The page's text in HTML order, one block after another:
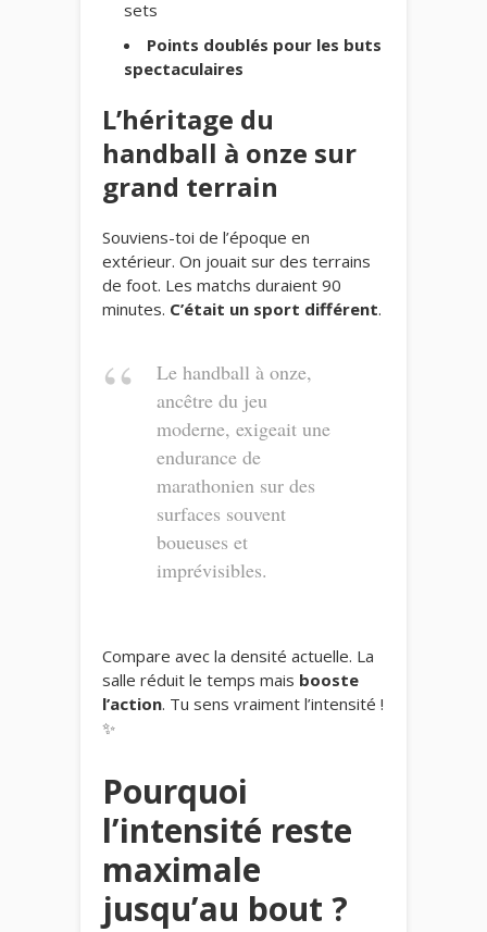
sets
Points doublés pour les buts
spectaculaires
L’héritage du
handball à onze sur
grand terrain
Souviens-toi de l’époque en
extérieur. On jouait sur des terrains
de foot. Les matchs duraient 90
minutes. C’était un sport différent.
Le handball à onze,
ancêtre du jeu
moderne, exigeait une
endurance de
marathonien sur des
surfaces souvent
boueuses et
imprévisibles.
Compare avec la densité actuelle. La
salle réduit le temps mais booste
l’action. Tu sens vraiment l’intensité !
✨
Pourquoi
l’intensité reste
maximale
jusqu’au bout ?